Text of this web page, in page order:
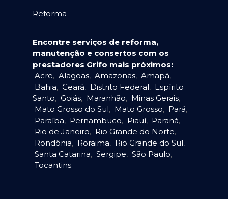
Reforma
Encontre serviços de reforma,
manutenção e consertos com os
prestadores Grifo mais próximos:
Acre, Alagoas, Amazonas, Amapá,
Bahia, Ceará, Distrito Federal, Espírito
Santo, Goiás, Maranhão, Minas Gerais,
Mato Grosso do Sul, Mato Grosso, Pará,
Paraíba, Pernambuco, Piauí, Paraná,
Rio de Janeiro, Rio Grande do Norte,
Rondônia, Roraima, Rio Grande do Sul,
Santa Catarina, Sergipe, São Paulo,
Tocantins.